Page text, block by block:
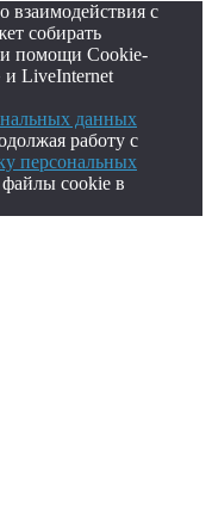
взаимодействия с
собирать
помощи Cookie-
и LiveInternet
данных
работу с
персональных
cookie в